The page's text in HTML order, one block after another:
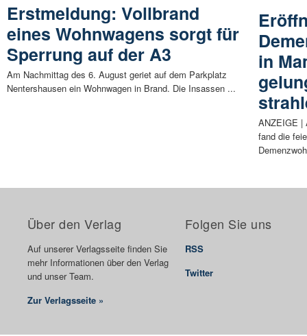
Erstmeldung: Vollbrand
eines Wohnwagens sorgt für
Sperrung auf der A3
Am Nachmittag des 6. August geriet auf dem Parkplatz
Nentershausen ein Wohnwagen in Brand. Die Insassen ...
in
ANZEIGE |
fand die
Über den Verlag
Auf unserer Verlagsseite finden Sie
mehr Informationen über den Verlag
und unser Team.
Zur Verlagsseite »
Folgen Sie uns
RSS
Twitter